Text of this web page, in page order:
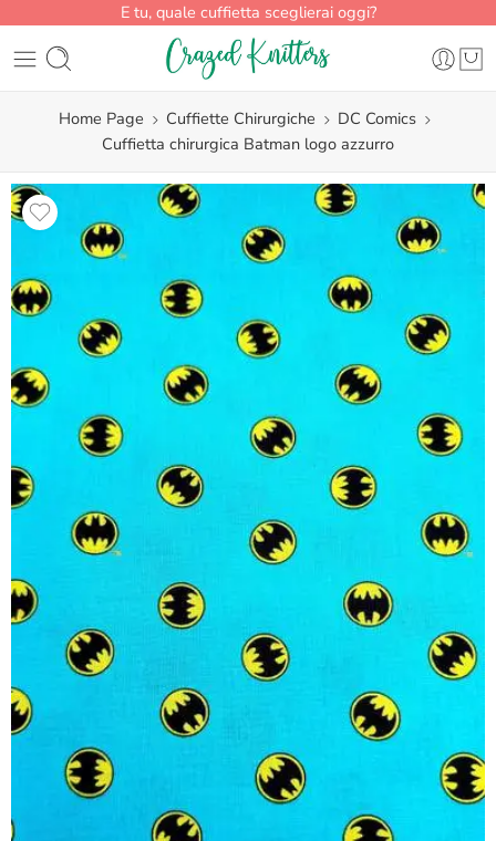
E tu, quale cuffietta sceglierai oggi?
Home Page Cuffiette Chirurgiche
DC Comics
Cuffietta chirurgica Batman logo azzurro